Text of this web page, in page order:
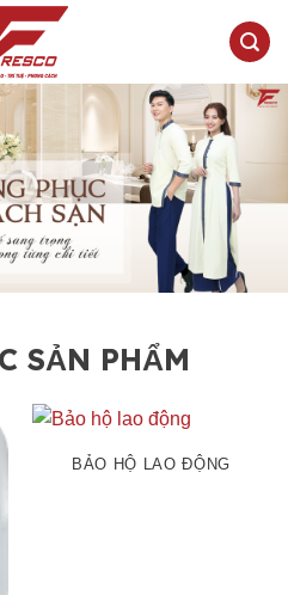
SẢN PHẨM
BẢO HỘ LAO ĐỘNG